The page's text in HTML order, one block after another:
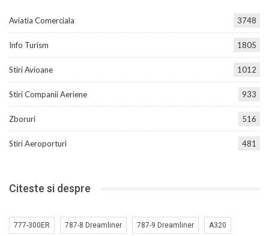
Aviatia Comerciala 3748
Info Turism 1805
Stiri Avioane 1012
Stiri Companii Aeriene 933
Zboruri 516
Stiri Aeroporturi 481
Citeste si despre
777-300ER 787-8 Dreamliner 787-9 Dreamliner A320